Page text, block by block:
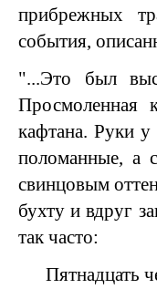
прибрежных
события,
"...Это был
Просмоленная
кафтана. Руки
поломанные, а
свинцовым
бухту и вдруг
так часто:
Пятнадцать